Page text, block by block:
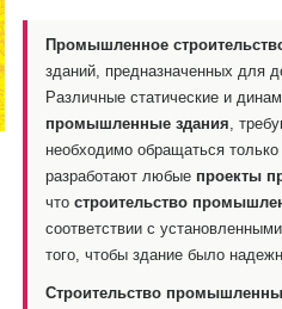
Промышленное
зданий, предназначенных для
Различные статические и
промышленные здания,
необходимо обращаться
разработают любые проекты
что строительство
соответствии с
того, чтобы здание было
Строительство